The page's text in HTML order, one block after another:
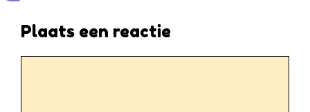
Plaats een reactie